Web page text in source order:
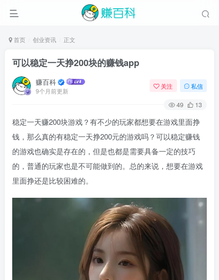
首页 创业资讯 正文
可以稳定一天挣200块的赚钱app
赚百科
9个月前更新
关注 私信
49 13
稳定一天赚200块游戏？有不少的玩家都想要在游戏里面挣
钱，那么真的有稳定一天挣200元的游戏吗？可以稳定赚钱
的游戏也确实是存在的，但是也都是需要具备一定的技巧
的，普通的玩家也是不可能做到的。总的来说，想要在游戏
里面挣还是比较困难的。